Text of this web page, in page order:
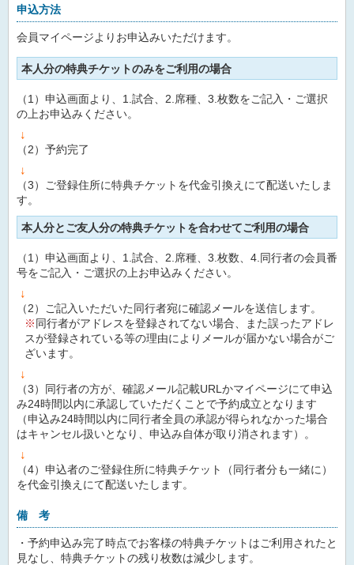
申込方法
会員マイページよりお申込みいただけます。
本人分の特典チケットのみをご利用の場合
（1）申込画面より、1.試合、2.席種、3.枚数をご記入・ご選択
の上お申込みください。
↓
（2）予約完了
↓
（3）ご登録住所に特典チケットを代金引換えにて配送いたしま
す。
本人分とご友人分の特典チケットを合わせてご利用の場合
（1）申込画面より、1.試合、2.席種、3.枚数、4.同行者の会員番
号をご記入・ご選択の上お申込みください。
↓
（2）ご記入いただいた同行者宛に確認メールを送信します。
※同行者がアドレスを登録されてない場合、また誤ったアドレ
スが登録されている等の理由によりメールが届かない場合がご
ざいます。
↓
（3）同行者の方が、確認メール記載URLかマイページにて申込
み24時間以内に承認していただくことで予約成立となります
（申込み24時間以内に同行者全員の承認が得られなかった場合
はキャンセル扱いとなり、申込み自体が取り消されます）。
↓
（4）申込者のご登録住所に特典チケット（同行者分も一緒に）
を代金引換えにて配送いたします。
備 考
・予約申込み完了時点でお客様の特典チケットはご利用されたと
見なし、特典チケットの残り枚数は減少します。